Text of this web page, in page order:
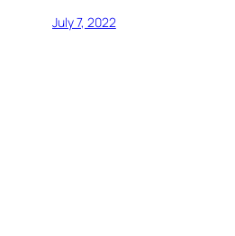
July 7, 2022